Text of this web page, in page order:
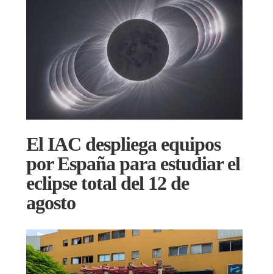
El IAC despliega equipos
por España para estudiar el
eclipse total del 12 de
agosto